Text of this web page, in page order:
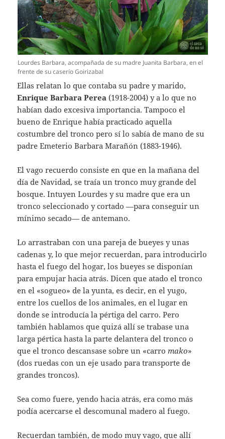
Lourdes Barbara, acompañada de su madre Juanita Barbara, en el
frente de su caserío Goirizabal
Ellas relatan lo que contaba su padre y marido,
Enrique Barbara Perea (1918-2004) y a lo que no
habían dado excesiva importancia. Tampoco el
bueno de Enrique había practicado aquella
costumbre del tronco pero sí lo sabía de mano de su
padre Emeterio Barbara Marañón (1883-1946).
El vago recuerdo consiste en que en la mañana del
día de Navidad, se traía un tronco muy grande del
bosque. Intuyen Lourdes y su madre que era un
tronco seleccionado y cortado —para conseguir un
mínimo secado— de antemano.
Lo arrastraban con una pareja de bueyes y unas
cadenas y, lo que mejor recuerdan, para introducirlo
hasta el fuego del hogar, los bueyes se disponían
para empujar hacia atrás. Dicen que atado el tronco
en el «sogueo» de la yunta, es decir, en el yugo,
entre los cuellos de los animales, en el lugar en
donde se introducía la pértiga del carro. Pero
también hablamos que quizá allí se trabase una
larga pértica hasta la parte delantera del tronco o
que el tronco descansase sobre un «carro mako»
(dos ruedas con un eje usado para transporte de
grandes troncos).
Sea como fuere, yendo hacia atrás, era como más
podía acercarse el descomunal madero al fuego.
Recuerdan también, de modo muy vago, que allí